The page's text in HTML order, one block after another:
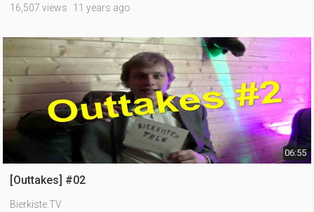
16,507 views
11 years ago
06:55
[Outtakes] #02
Bierkiste.TV